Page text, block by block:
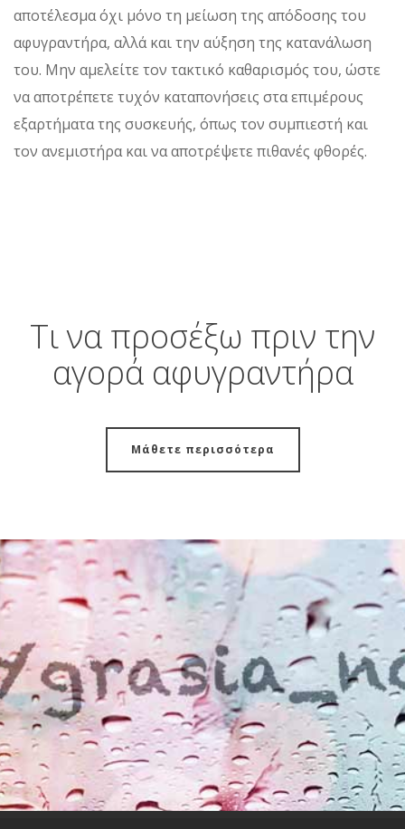
αποτέλεσμα όχι μόνο τη μείωση της απόδοσης του
αφυγραντήρα, αλλά και την αύξηση της κατανάλωση
του. Μην αμελείτε τον τακτικό καθαρισμός του, ώστε
να αποτρέπετε τυχόν καταπονήσεις στα επιμέρους
εξαρτήματα της συσκευής, όπως τον συμπιεστή και
τον ανεμιστήρα και να αποτρέψετε πιθανές φθορές.
Τι να προσέξω πριν την
αγορά αφυγραντήρα
Μάθετε περισσότερα